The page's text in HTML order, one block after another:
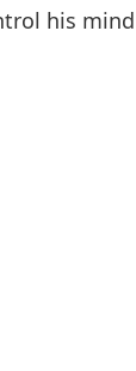
his mind